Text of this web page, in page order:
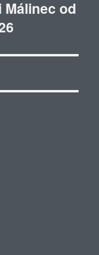
od